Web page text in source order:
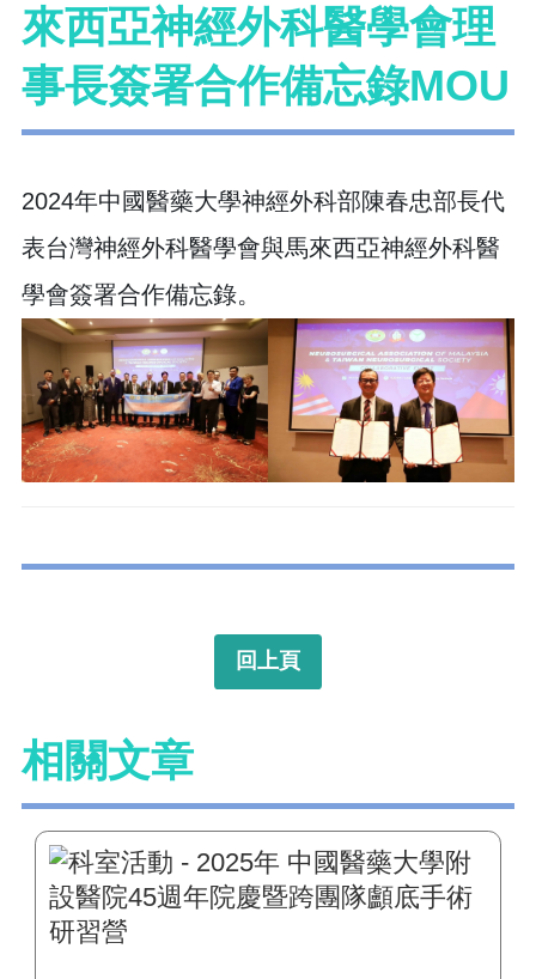
來西亞神經外科醫學會理
事長簽署合作備忘錄MOU
2024年中國醫藥大學神經外科部陳春忠部長代
表台灣神經外科醫學會與馬來西亞神經外科醫
學會簽署合作備忘錄​。
回上頁
相關文章